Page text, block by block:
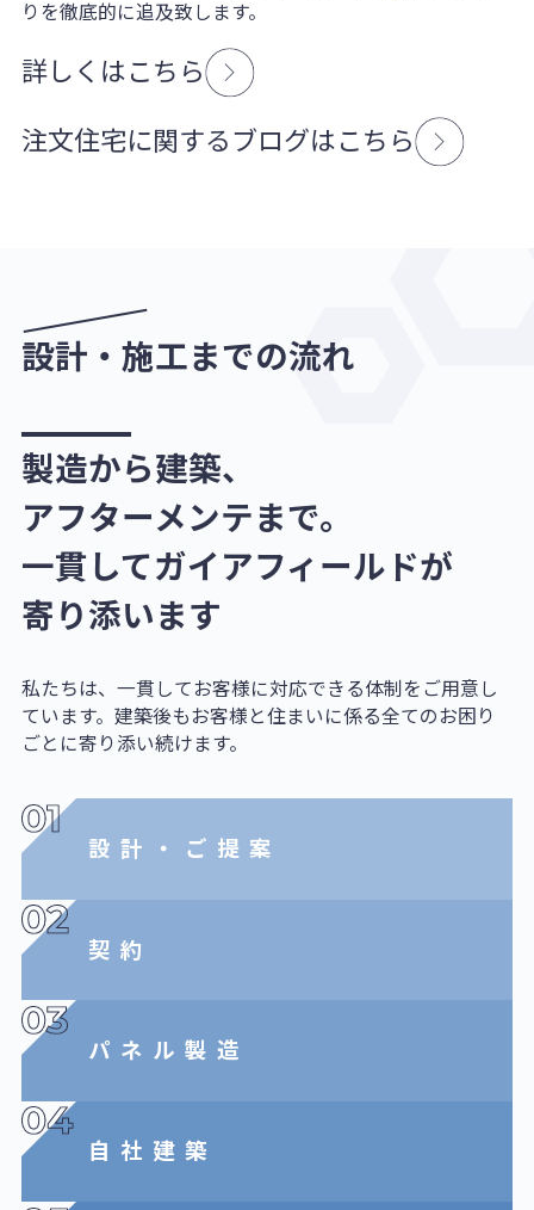
りを徹底的に追及致します。
詳しくはこちら
注文住宅に関するブログはこちら
設計・施工までの流れ
製造から建築、
アフターメンテまで。
一貫してガイアフィールドが
寄り添います
私たちは、一貫してお客様に対応できる体制をご用意し
ています。建築後もお客様と住まいに係る全てのお困り
ごとに寄り添い続けます。
設計・ご提案
契約
パネル製造
自社建築